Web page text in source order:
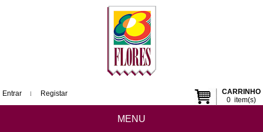
CARRINHO
0item(s)
Entrar Registar
MENU